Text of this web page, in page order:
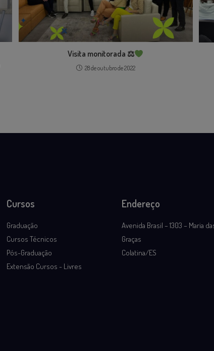
Visita monitorada ⚖
28 de outubro de 2022
Cursos
Graduação
Cursos Técnicos
Pós-Graduação
Extensão Cursos - Livres
Endereço
Avenida Brasil – 1303 – Maria
Graças
Colatina/ES